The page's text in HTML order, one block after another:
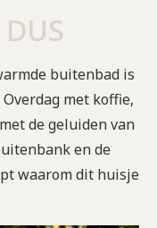
buitenbad is
met koffie,
de geluiden van
en de
waarom dit huisje